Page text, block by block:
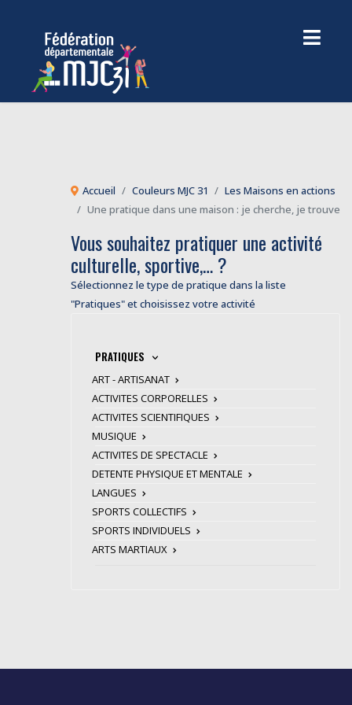
PRATIQUES
ART - ARTISANAT
ACTIVITES CORPORELLES
ACTIVITES SCIENTIFIQUES
MUSIQUE
ACTIVITES DE SPECTACLE
DETENTE PHYSIQUE ET MENTALE
LANGUES
SPORTS COLLECTIFS
SPORTS INDIVIDUELS
ARTS MARTIAUX
Accueil Couleurs MJC 31
Les Maisons en actions
Une pratique dans une maison : je cherche, je trouve
Vous souhaitez pratiquer une activité
culturelle, sportive,… ?
Sélectionnez le type de pratique dans la liste
"Pratiques" et choisissez votre activité